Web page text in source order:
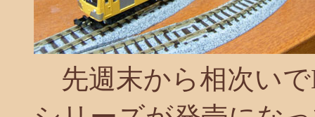
先週末から相次い